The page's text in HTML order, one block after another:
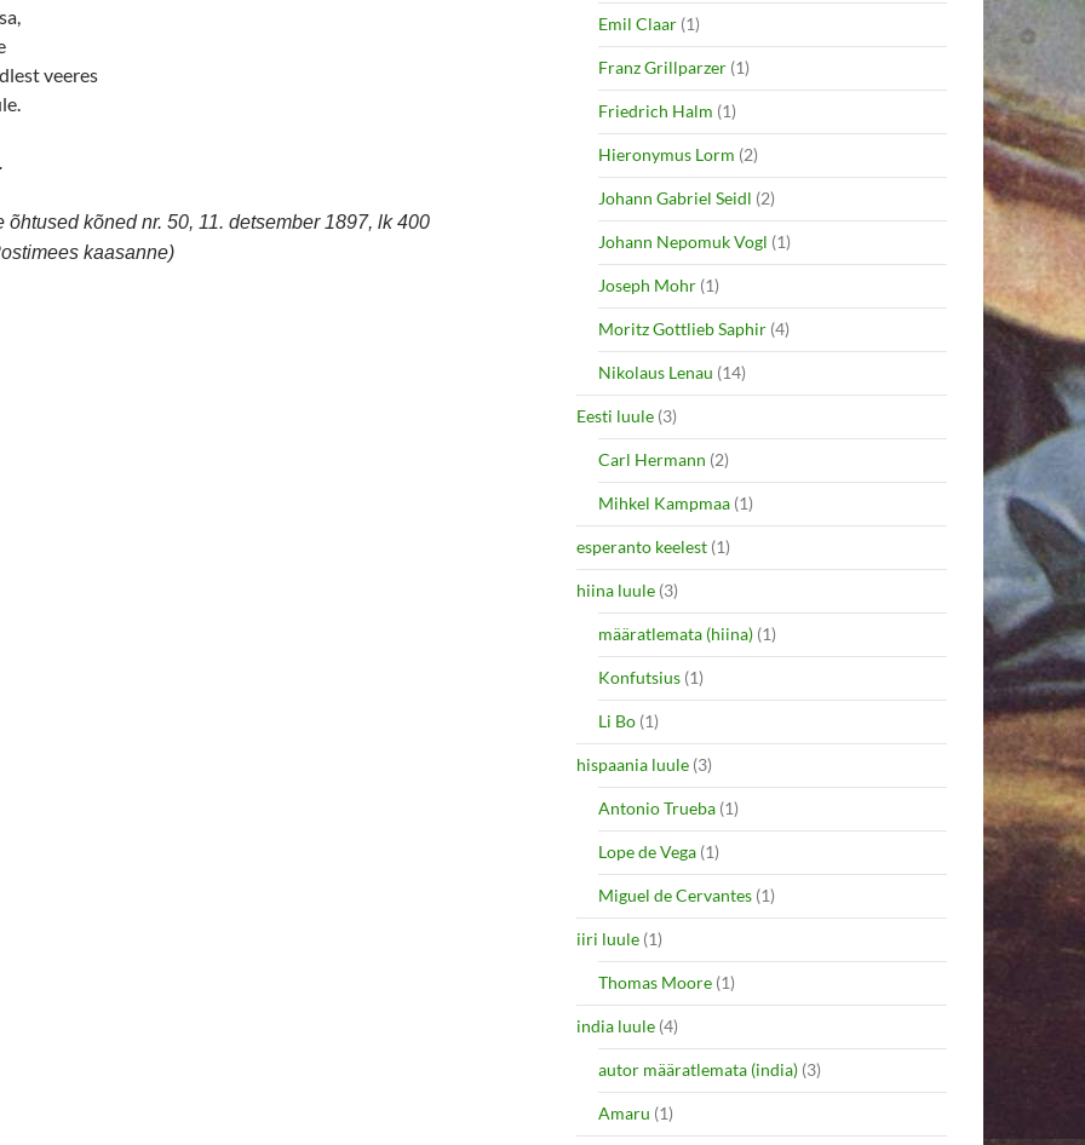
veeres
õhtused kõned nr. 50, 11. detsember 1897, lk 400
kaasanne)
Emil Claar (1)
Franz Grillparzer (1)
Friedrich Halm (1)
Hieronymus Lorm (2)
Johann Gabriel Seidl (2)
Johann Nepomuk Vogl (1)
Joseph Mohr (1)
Moritz Gottlieb Saphir (4)
Nikolaus Lenau (14)
Eesti luule (3)
Carl Hermann (2)
Mihkel Kampmaa (1)
esperanto keelest (1)
hiina luule (3)
määratlemata (hiina) (1)
Konfutsius (1)
Li Bo (1)
hispaania luule (3)
Antonio Trueba (1)
Lope de Vega (1)
Miguel de Cervantes (1)
iiri luule (1)
Thomas Moore (1)
india luule (4)
autor määratlemata (india) (3)
Amaru (1)